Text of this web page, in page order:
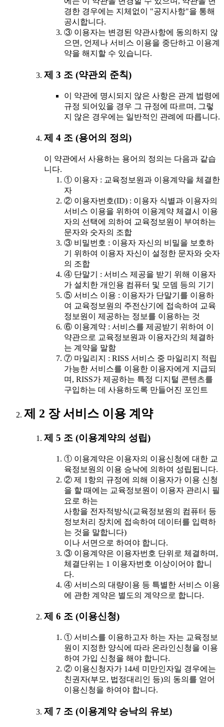
경한 경우에는 지체없이 "공지사항"을 통해
공시합니다.
③ 이용자는 변경된 약관사항에 동의하지 않
으면, 언제나 서비스 이용을 중단하고 이용계
약을 해지할 수 있습니다.
제 3 조 (약관외 준칙)
이 약관에 명시되지 않은 사항은 관계 법령에
규정 되어있을 경우 그 규정에 따르며, 그렇
지 않은 경우에는 일반적인 관례에 따릅니다.
제 4 조 (용어의 정의)
이 약관에서 사용하는 용어의 정의는 다음과 같습
니다.
① 이용자 : 교육정보원과 이용계약을 체결한
자
② 이용자번호(ID) : 이용자 식별과 이용자의
서비스 이용을 위하여 이용계약 체결시 이용
자의 선택에 의하여 교육정보원이 부여하는
문자와 숫자의 조합
③ 비밀번호 : 이용자 자신의 비밀을 보호하
기 위하여 이용자 자신이 설정한 문자와 숫자
의 조합
④ 단말기 : 서비스 제공을 받기 위해 이용자
가 설치한 개인용 컴퓨터 및 모뎀 등의 기기
⑤ 서비스 이용 : 이용자가 단말기를 이용하
여 교육정보원의 주전산기에 접속하여 교육
정보원이 제공하는 정보를 이용하는 것
⑥ 이용계약 : 서비스를 제공받기 위하여 이
약관으로 교육정보원과 이용자간의 체결하
는 계약을 말함
⑦ 마일리지 : RISS 서비스 중 마일리지 적립
가능한 서비스를 이용한 이용자에게 지급되
며, RISS가 제공하는 특정 디지털 콘텐츠를
구입하는 데 사용하도록 만들어진 포인트
제 2 장 서비스 이용 계약
제 5 조 (이용계약의 성립)
① 이용계약은 이용자의 이용신청에 대한 교
육정보원의 이용 승낙에 의하여 성립됩니다.
② 제 1항의 규정에 의해 이용자가 이용 신청
을 할 때에는 교육정보원이 이용자 관리시 필
요로 하는
사항을 전자적방식(교육정보원의 컴퓨터 등
정보처리 장치에 접속하여 데이터를 입력하
는 것을 말합니다)
이나 서면으로 하여야 합니다.
③ 이용계약은 이용자번호 단위로 체결하며,
체결단위는 1 이용자번호 이상이어야 합니
다.
④ 서비스의 대량이용 등 특별한 서비스 이용
에 관한 계약은 별도의 계약으로 합니다.
제 6 조 (이용신청)
① 서비스를 이용하고자 하는 자는 교육정보
원이 지정한 양식에 따라 온라인신청을 이용
하여 가입 신청을 해야 합니다.
② 이용신청자가 14세 미만인자일 경우에는
친권자(부모, 법정대리인 등)의 동의를 얻어
이용신청을 하여야 합니다.
제 7 조 (이용계약 승낙의 유보)